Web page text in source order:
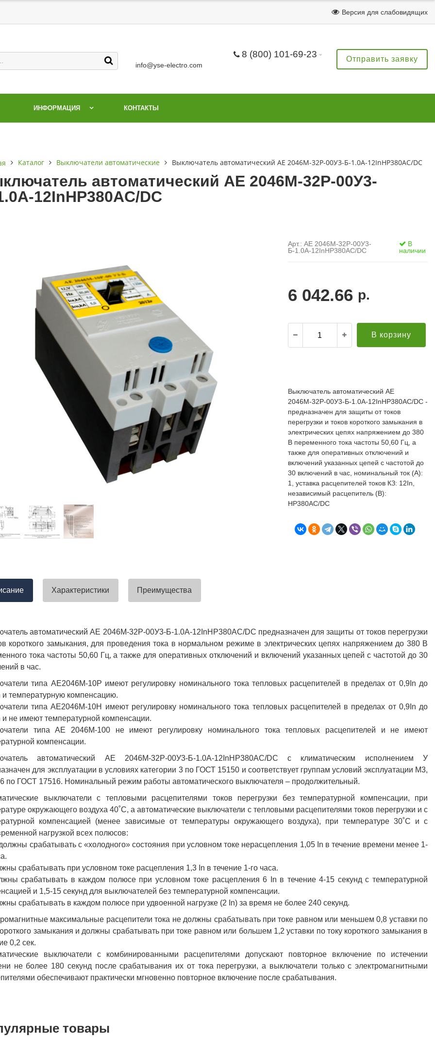
Версия для слабовидящих
8 (800) 101-69-23
info@yse-electro.com
Отправить заявку
ИНФОРМАЦИЯ КОНТАКТЫ
(Филиал
15.02.2022
Электро выиграла тендер на
поставку деревянных опор ЛЭП
складского оперативного
своевременно. Претензий
элементы опор высокого
заболонного слоя древесины
изделия (опоры ЛЭП),
моей памяти компания
и поставщик опор ЛЭП
ЛЭП такими документами.
с таким ответственным
Татьяна (Branch of «Saren B.
V.» PLLC)
Выражаю благодарность вашей компании за
оперативную обработку нашего запроса!
Выставили коммерческое предложение по
хорошей цене в течение двух дней (а там без
малого сотня товарных позиций была). Мы
успели закрыть смету большого объекта в срок. А
вы получили хороший заказ))
Поставка опор ЛЭП в Бурятию. Спасибо за
качественную продукцию и быструю доставку!
Всё прошло хорошо. Евгению отдельное спасибо
за ответственный подход к делу, понимание и
вежливое обращение!
Каталог Выключатели автоматические Выключатель автоматический АЕ 2046М-32Р-00У3-Б-1.0А-12InНР380AC/DC
автоматический АЕ 2046М-32Р-00У3-
12InНР380AC/DC
Арт.: АЕ 2046М-32Р-00У3-
Б-1.0А-12InНР380AC/DC
В
наличии
6 042.66 р.
В корзину
Выключатель автоматический АЕ
2046М-32Р-00У3-Б-1.0А-12InНР380AC/DC -
предназначен для защиты от токов
перегрузки и токов короткого замыкания в
электрических цепях напряжением до 380
В переменного тока частоты 50,60 Гц, а
также для оперативных отключений и
включений указанных цепей с частотой до
30 включений в час, номинальный ток (А):
1, уставка расцепителей токов КЗ: 12In,
независимый расцепитель (В):
НР380AC/DC
Характеристики Преимущества
автоматический АЕ 2046М-32Р-00У3-Б-1.0А-12InНР380AC/DC предназначен для защиты от токов перегрузки
короткого замыкания, для проведения тока в нормальном режиме в электрических цепях напряжением до 380 В
тока частоты 50,60 Гц, а также для оперативных отключений и включений указанных цепей с частотой до 30
в час.
типа АЕ2046М-10Р имеют регулировку номинального тока тепловых расцепителей в пределах от 0,9In до
и температурную компенсацию.
типа АЕ2046М-10Н имеют регулировку номинального тока тепловых расцепителей в пределах от 0,9In до
и не имеют температурной компенсации.
типа АЕ 2046М-100 не имеют регулировку номинального тока тепловых расцепителей и не имеют
компенсации.
автоматический АЕ 2046М-32Р-00У3-Б-1.0А-12InНР380AC/DC с климатическим исполнением У
для эксплуатации в условиях категории 3 по ГОСТ 15150 и соответствует группам условий эксплуатации М3,
по ГОСТ 17516. Номинальный режим работы автоматического выключателя – продолжительный.
выключатели с тепловыми расцепителями токов перегрузки без температурной компенсации, при
окружающего воздуха 40˚С, а автоматические выключатели с тепловыми расцепителями токов перегрузки и с
компенсацией (менее зависимые от температуры окружающего воздуха), при температуре 30˚С и с
нагрузкой всех полюсов:
срабатывать с «холодного» состояния при условном токе нерасцепления 1,05 In в течение времени менее 1-
срабатывать при условном токе расцепления 1,3 In в течение 1-го часа.
срабатывать в каждом полюсе при условном токе расцепления 6 In в течение 4-15 секунд с температурной
и 1,5-15 секунд для выключателей без температурной компенсации.
срабатывать в каждом полюсе при удвоенной нагрузке (2 In) за время не более 240 секунд.
максимальные расцепители тока не должны срабатывать при токе равном или меньшем 0,8 уставки по
замыкания и должны срабатывать при токе равном или большем 1,2 уставки по току короткого замыкания в
0,2 сек.
выключатели с комбинированными расцепителями допускают повторное включение по истечении
не более 180 секунд после срабатывания их от тока перегрузки, а выключатели только с электромагнитными
обеспечивают практически мгновенно повторное включение после срабатывания.
товары